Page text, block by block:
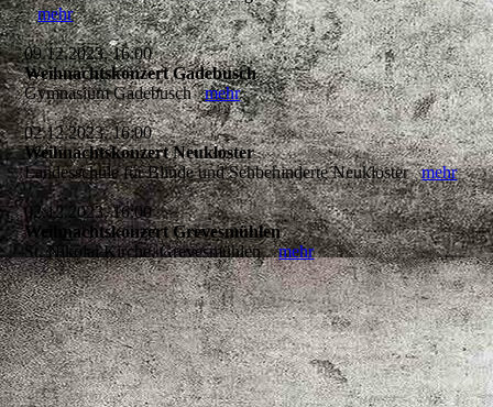
mehr
09.12.2023, 16:00
Weihnachtskonzert Gadebusch
Gymnasium Gadebuschmehr
02.12.2023, 16:00
Weihnachtskonzert Neukloster
Landesschule für Blinde und Sehbehinderte Neuklostermehr
02.12.2023, 16:00
Weihnachtskonzert Grevesmühlen
St. Nikolai Kirche, Grevesmühlenmehr